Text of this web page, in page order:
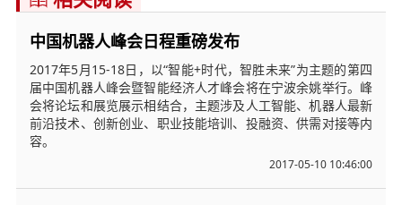
中国机器人峰会日程重磅发布
2017年5月15-18日，以“智能+时代，智胜未来”为主题的第四
届中国机器人峰会暨智能经济人才峰会将在宁波余姚举行。峰
会将论坛和展览展示相结合，主题涉及人工智能、机器人最新
前沿技术、创新创业、职业技能培训、投融资、供需对接等内
容。
2017-05-10 10:46:00